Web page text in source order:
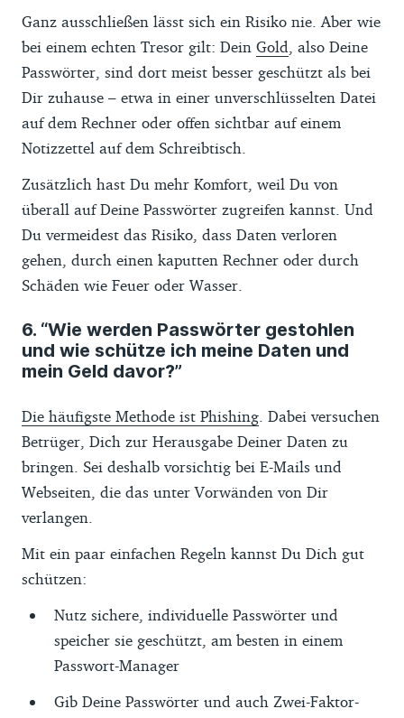
Ganz ausschließen lässt sich ein Risiko nie. Aber wie
bei einem echten Tresor gilt: Dein Gold , also Deine
Passwörter, sind dort meist besser geschützt als bei
Dir zuhause – etwa in einer unverschlüsselten Datei
auf dem Rechner oder offen sichtbar auf einem
Notizzettel auf dem Schreibtisch.
Zusätzlich hast Du mehr Komfort, weil Du von
überall auf Deine Passwörter zugreifen kannst. Und
Du vermeidest das Risiko, dass Daten verloren
gehen, durch einen kaputten Rechner oder durch
Schäden wie Feuer oder Wasser.
6. “Wie werden Passwörter gestohlen
und wie schütze ich meine Daten und
mein Geld davor?”
Die häufigste Methode ist Phishing . Dabei versuchen
Betrüger, Dich zur Herausgabe Deiner Daten zu
bringen. Sei deshalb vorsichtig bei E-Mails und
Webseiten, die das unter Vorwänden von Dir
verlangen.
Mit ein paar einfachen Regeln kannst Du Dich gut
schützen:
Nutz sichere, individuelle Passwörter und
speicher sie geschützt, am besten in einem
Passwort-Manager
Gib Deine Passwörter und auch Zwei-Faktor-